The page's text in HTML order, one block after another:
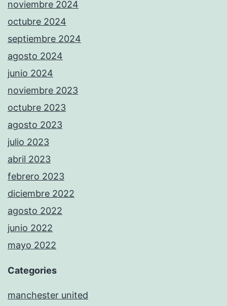
noviembre 2024
octubre 2024
septiembre 2024
agosto 2024
junio 2024
noviembre 2023
octubre 2023
agosto 2023
julio 2023
abril 2023
febrero 2023
diciembre 2022
agosto 2022
junio 2022
mayo 2022
Categories
manchester united